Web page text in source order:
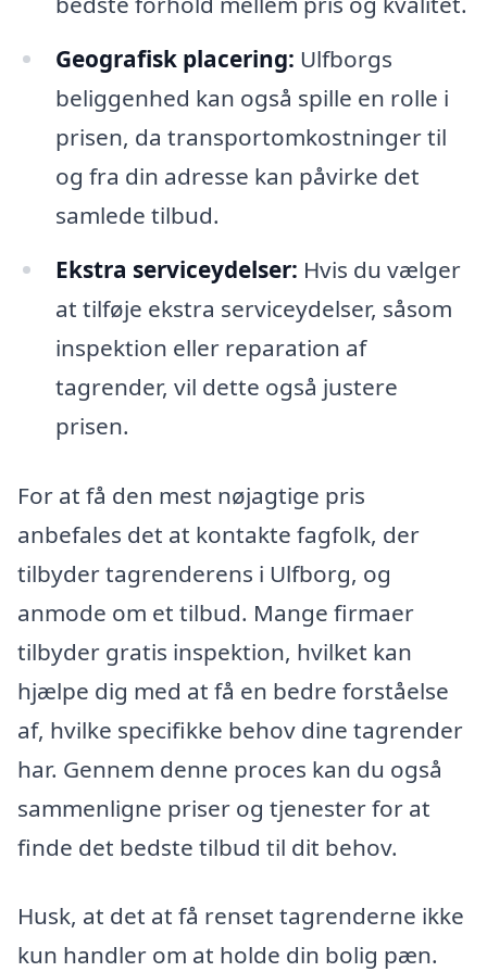
Geografisk placering: Ulfborgs
beliggenhed kan også spille en rolle i
prisen, da transportomkostninger til
og fra din adresse kan påvirke det
samlede tilbud.
Ekstra serviceydelser: Hvis du vælger
at tilføje ekstra serviceydelser, såsom
inspektion eller reparation af
tagrender, vil dette også justere
prisen.
For at få den mest nøjagtige pris
anbefales det at kontakte fagfolk, der
tilbyder tagrenderens i Ulfborg, og
anmode om et tilbud. Mange firmaer
tilbyder gratis inspektion, hvilket kan
hjælpe dig med at få en bedre forståelse
af, hvilke specifikke behov dine tagrender
har. Gennem denne proces kan du også
sammenligne priser og tjenester for at
finde det bedste tilbud til dit behov.
Husk, at det at få renset tagrenderne ikke
kun handler om at holde din bolig pæn.